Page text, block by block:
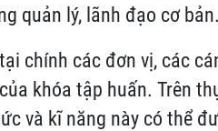
quản lý, lãnh đạo cơ bản.
chính các đơn vị, các
khóa tập huấn. Trên
và kĩ năng này có thể